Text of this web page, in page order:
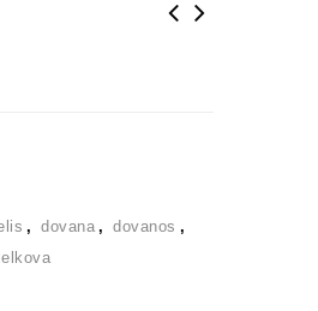
, dovana , dovanos ,